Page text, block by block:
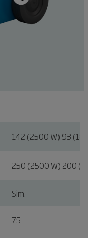
142 (2500 W) 93
250 (2500 W) 200
Sim.
75